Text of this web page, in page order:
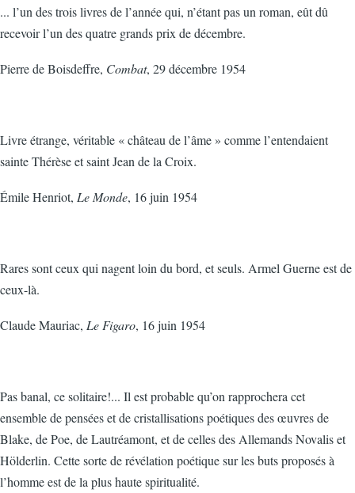
... l’un des trois livres de l’année qui, n’étant pas un roman, eût dû
recevoir l’un des quatre grands prix de décembre.
Pierre de Boisdeffre, Combat, 29 décembre 1954
Livre étrange, véritable « château de l’âme » comme l’entendaient
sainte Thérèse et saint Jean de la Croix.
Émile Henriot, Le Monde, 16 juin 1954
Rares sont ceux qui nagent loin du bord, et seuls. Armel Guerne est de
ceux-là.
Claude Mauriac, Le Figaro, 16 juin 1954
Pas banal, ce solitaire!... Il est probable qu’on rapprochera cet
ensemble de pensées et de cristallisations poétiques des œuvres de
Blake, de Poe, de Lautréamont, et de celles des Allemands Novalis et
Hölderlin. Cette sorte de révélation poétique sur les buts proposés à
l’homme est de la plus haute spiritualité.